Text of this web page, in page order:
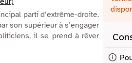
parti d’extrême-droite.
son supérieur à s’engager
il se prend à rêver